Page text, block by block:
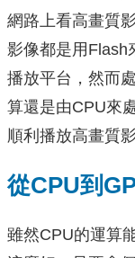
網路上看高畫質
影像都是用Flash
播放平台，然而
算還是由CPU來
順利播放高畫質影
從CPU到
雖然CPU的運算